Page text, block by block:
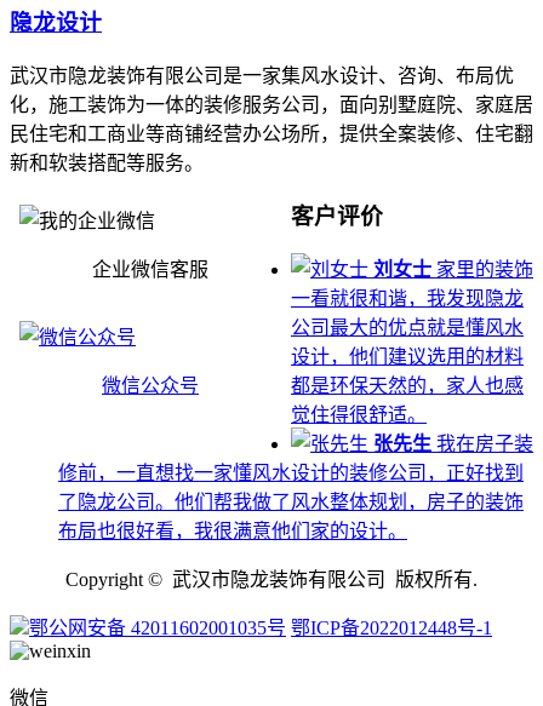
隐龙设计
武汉市隐龙装饰有限公司是一家集风水设计、咨询、布局优
化，施工装饰为一体的装修服务公司，面向别墅庭院、家庭居
民住宅和工商业等商铺经营办公场所，提供全案装修、住宅翻
新和软装搭配等服务。
企业微信客服
微信公众号
客户评价
刘女士 家里的装饰
一看就很和谐，我发现隐龙
公司最大的优点就是懂风水
设计，他们建议选用的材料
都是环保天然的，家人也感
觉住得很舒适。
张先生 我在房子装
修前，一直想找一家懂风水设计的装修公司，正好找到
了隐龙公司。他们帮我做了风水整体规划，房子的装饰
布局也很好看，我很满意他们家的设计。
Copyright © 武汉市隐龙装饰有限公司 版权所有.
鄂公网安备 42011602001035号 鄂ICP备2022012448号-1
微信